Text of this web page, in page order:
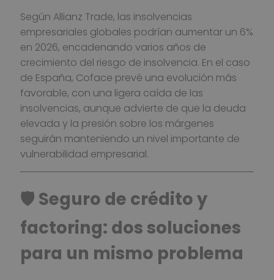
Según Allianz Trade, las insolvencias
empresariales globales podrían aumentar un 6%
en 2026, encadenando varios años de
crecimiento del riesgo de insolvencia. En el caso
de España, Coface prevé una evolución más
favorable, con una ligera caída de las
insolvencias, aunque advierte de que la deuda
elevada y la presión sobre los márgenes
seguirán manteniendo un nivel importante de
vulnerabilidad empresarial.
🛡️ Seguro de crédito y
factoring: dos soluciones
para un mismo problema